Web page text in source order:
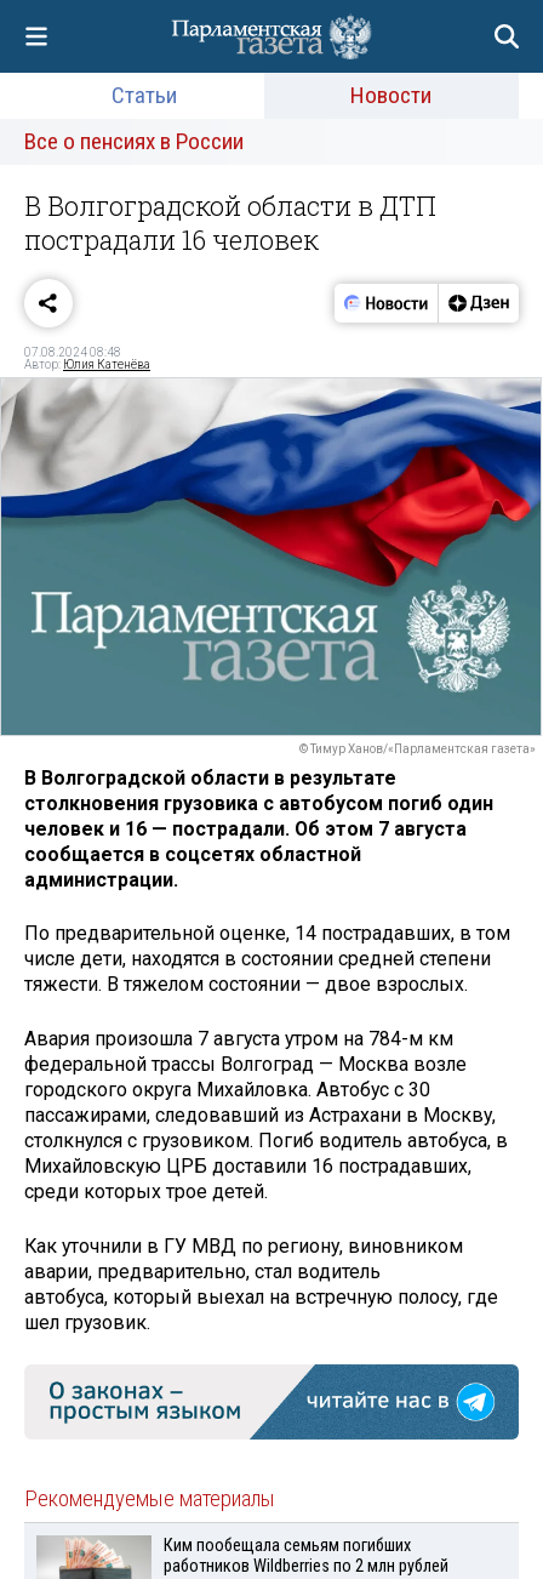
Статьи
Новости
Все о пенсиях в России
В Волгоградской области в ДТП
пострадали 16 человек
07.08.2024 08:48
Автор: Юлия Катенёва
© Тимур Ханов/«Парламентская газета»
В Волгоградской области в результате
столкновения грузовика с автобусом погиб один
человек и 16 — пострадали. Об этом 7 августа
сообщается в соцсетях областной
администрации.
По предварительной оценке, 14 пострадавших, в том
числе дети, находятся в состоянии средней степени
тяжести. В тяжелом состоянии — двое взрослых.
Авария произошла 7 августа утром на 784-м км
федеральной трассы Волгоград — Москва возле
городского округа Михайловка. Автобус с 30
пассажирами, следовавший из Астрахани в Москву,
столкнулся с грузовиком. Погиб водитель автобуса, в
Михайловскую ЦРБ доставили 16 пострадавших,
среди которых трое детей.
Как уточнили в ГУ МВД по региону, виновником
аварии, предварительно, стал водитель
автобуса, который выехал на встречную полосу, где
шел грузовик.
Рекомендуемые материалы
Ким пообещала семьям погибших
работников Wildberries по 2 млн рублей